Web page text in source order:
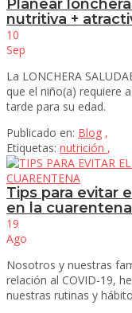
Planear
nutritiva +
10
Sep
La LONCHERA
que el niño(a) requiere
tarde para su edad.
Publicado en: Blog ,
Etiquetas: nutrición ,
Tips para evitar
en la cuarentena
19
Ago
Nosotros y nuestras
relación al COVID-19,
nuestras rutinas y